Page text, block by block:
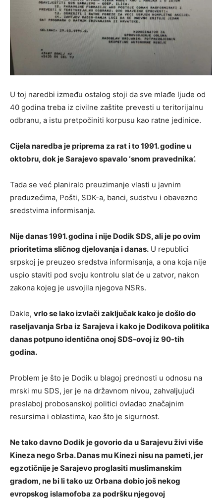
U toj naredbi između ostalog stoji da sve mlađe ljude od
40 godina treba iz civilne zaštite prevesti u teritorijalnu
odbranu, a istu pretpočiniti korpusu kao ratne jedinice.
Cijela naredba je priprema za rat i to 1991. godine u
oktobru, dok je Sarajevo spavalo ‘snom pravednika’.
Tada se već planiralo preuzimanje vlasti u javnim
preduzećima, Pošti, SDK-a, banci, sudstvu i obavezno
sredstvima informisanja.
Nije danas 1991. godina i nije Dodik SDS, ali je po ovim
prioritetima sličnog djelovanja i danas. U republici
srpskoj je preuzeo sredstva informisanja, a ona koja nije
uspio staviti pod svoju kontrolu slat će u zatvor, nakon
zakona kojeg je usvojila njegova NSRs.
Dakle, vrlo se lako izvlači zaključak kako je došlo do
raseljavanja Srba iz Sarajeva i kako je Dodikova politika
danas potpuno identična onoj SDS-ovoj iz 90-tih
godina.
Problem je što je Dodik u blagoj prednosti u odnosu na
mrski mu SDS, jer je na državnom nivou, zahvaljujući
preslaboj probosanskoj politici ovladao značajnim
resursima i oblastima, kao što je sigurnost.
Ne tako davno Dodik je govorio da u Sarajevu živi više
Kineza nego Srba. Danas mu Kinezi nisu na pameti, jer
egzotičnije je Sarajevo proglasiti muslimanskim
gradom, ne bi li tako uz Orbana dobio još nekog
evropskog islamofoba za podršku njegovoj